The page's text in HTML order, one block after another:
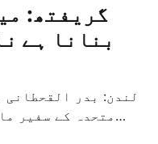
گریفتھ:
بنانا ہے
لندن: بدر
متحدہ کے سفیر